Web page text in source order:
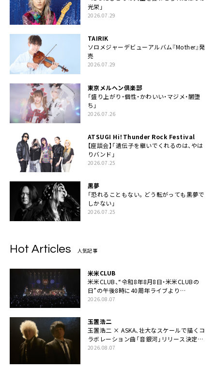
光栄」
2026.07.29
TAIRIK
ソロメジャーデビューアルバム『Mother』発
売
2026.07.29
東京メルヘン倶楽部
「盛り上がり・個性・かわいい・マジメ・闇堕
ち」
2026.07.26
ATSUGI Hi！Thunder Rock Festival
【座談会】「遺伝子を継いでくれるのは、やは
りバンド」
2026.07.25
黒夢
「恐れることもない。どう転がっても黒夢で
しかない」
2026.07.25
Hot Articles 人気記事
米米CLUB
米米CLUB、“令和8年8月8日・米米CLUBの
日”の午後8時に40周年ライブより
「FANtachy medley」を88年限定公開
2026.08.07
玉置浩二
玉置浩二 × ASKA、壮大なスケールで描くコ
ラボレーション曲「音銀河」リリース決定。
カップリングには新曲「命の宿り」収録も
2026.08.07